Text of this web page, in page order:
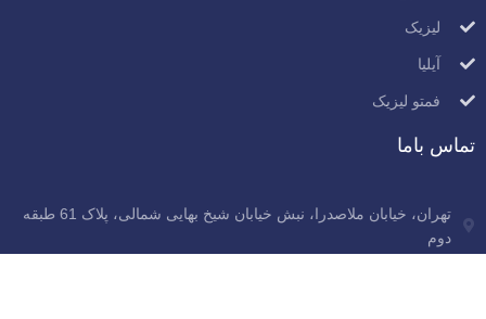
لیزیک
آیلیا
فمتو لیزیک
تماس باما
تهران، خیابان ملاصدرا، نبش خیابان شیخ بهایی شمالی، پلاک 61 طبقه
دوم